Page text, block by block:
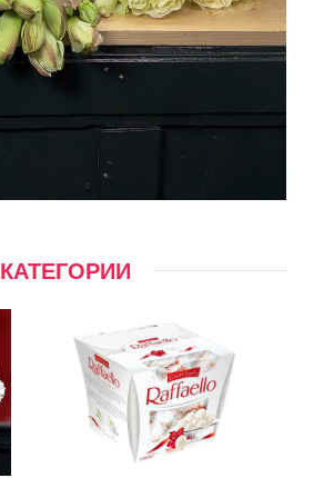
КАТЕГОРИИ